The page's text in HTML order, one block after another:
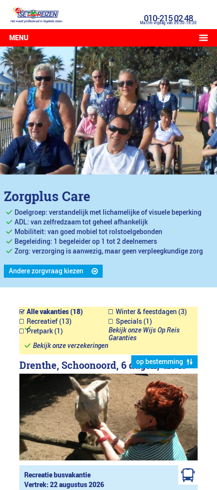
010-215 02 48
Ma t/m vrijdag van 09:30-16:30
MENU
Zorgplus Care
Doelgroep: verstandelijk met lichamelijke of visuele beperking
ADL: van zelfredzaam tot geheel afhankelijk
Mobiliteit: van goed mobiel tot rolstoelgebonden
Begeleiding: 1 begeleider op 1 tot 2 deelnemers
Zorg: verzorging is aanwezig, maar geen verpleegkundige zorg
Andere zorgvraag kiezen
Alle vakanties (18)
Winter & feestdagen (3)
Recreatief (13)
Specials (1)
Pretpark (1)
Bekijk onze Wijs Op Reis
Garanties
Bekijk onze verzekeringen
op bestemming
Drenthe, Schoonoord, 6 dagen,€1949
Recreatie busvakantie
Vertrek: 22 augustus 2026